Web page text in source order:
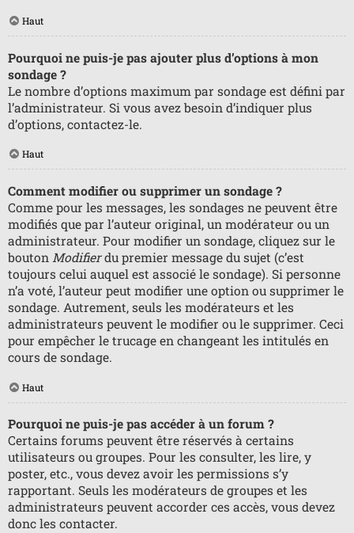
Haut
Pourquoi ne puis-je pas ajouter plus d’options à mon
sondage ?
Le nombre d’options maximum par sondage est défini par
l’administrateur. Si vous avez besoin d’indiquer plus
d’options, contactez-le.
Haut
Comment modifier ou supprimer un sondage ?
Comme pour les messages, les sondages ne peuvent être
modifiés que par l’auteur original, un modérateur ou un
administrateur. Pour modifier un sondage, cliquez sur le
bouton Modifierdu premier message du sujet (c’est
toujours celui auquel est associé le sondage). Si personne
n’a voté, l’auteur peut modifier une option ou supprimer le
sondage. Autrement, seuls les modérateurs et les
administrateurs peuvent le modifier ou le supprimer. Ceci
pour empêcher le trucage en changeant les intitulés en
cours de sondage.
Haut
Pourquoi ne puis-je pas accéder à un forum ?
Certains forums peuvent être réservés à certains
utilisateurs ou groupes. Pour les consulter, les lire, y
poster, etc., vous devez avoir les permissions s’y
rapportant. Seuls les modérateurs de groupes et les
administrateurs peuvent accorder ces accès, vous devez
donc les contacter.